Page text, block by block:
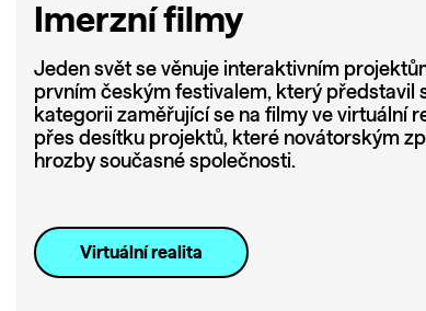
Imerzní filmy
Jeden svět se věnuje interaktivním
prvním českým festivalem, který představil
kategorii zaměřující se na filmy ve virtuální
přes desítku projektů, které novátorským
hrozby současné společnosti.
Virtuální realita